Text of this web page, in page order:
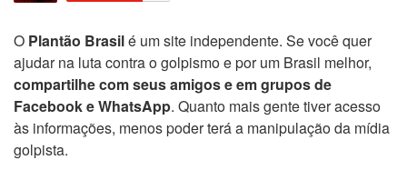
O Plantão Brasilé um site independente. Se você quer
ajudar na luta contra o golpismo e por um Brasil melhor,
compartilhe com seus amigos e em grupos de
Facebook e WhatsApp. Quanto mais gente tiver acesso
às informações, menos poder terá a manipulação da mídia
golpista.